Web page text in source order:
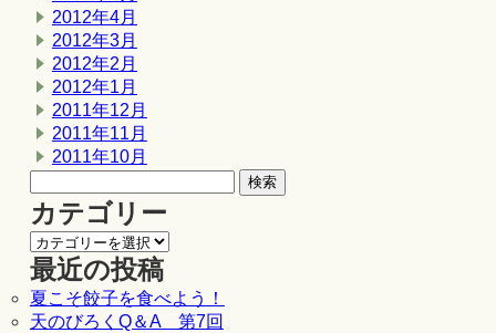
2012年4月
2012年3月
2012年2月
2012年1月
2011年12月
2011年11月
2011年10月
カテゴリー
最近の投稿
夏こそ餃子を食べよう！
天のびろくQ＆A 第7回